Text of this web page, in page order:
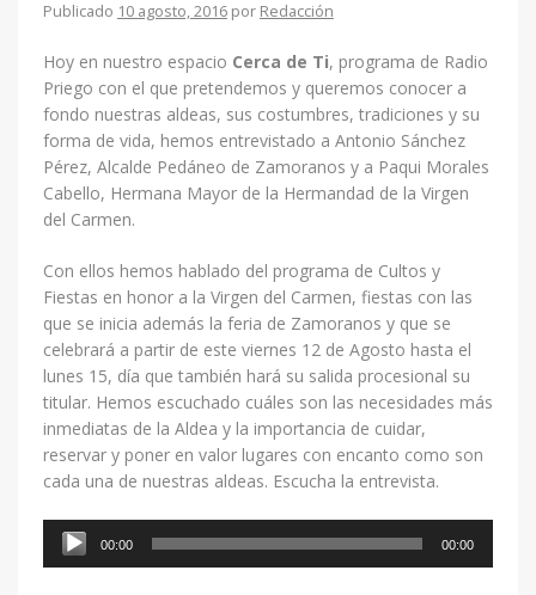
Publicado 10 agosto, 2016por Redacción
Hoy en nuestro espacio Cerca de Ti, programa de Radio
Priego con el que pretendemos y queremos conocer a
fondo nuestras aldeas, sus costumbres, tradiciones y su
forma de vida, hemos entrevistado a Antonio Sánchez
Pérez, Alcalde Pedáneo de Zamoranos y a Paqui Morales
Cabello, Hermana Mayor de la Hermandad de la Virgen
del Carmen.
Con ellos hemos hablado del programa de Cultos y
Fiestas en honor a la Virgen del Carmen, fiestas con las
que se inicia además la feria de Zamoranos y que se
celebrará a partir de este viernes 12 de Agosto hasta el
lunes 15, día que también hará su salida procesional su
titular. Hemos escuchado cuáles son las necesidades más
inmediatas de la Aldea y la importancia de cuidar,
reservar y poner en valor lugares con encanto como son
cada una de nuestras aldeas. Escucha la entrevista.
Reproductor
00:00 00:00